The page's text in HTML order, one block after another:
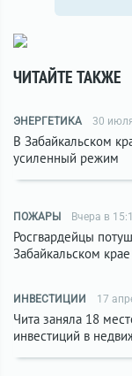
ЧИТАЙТЕ ТАКЖЕ
ЭНЕРГЕТИКА 30
В Забайкальском
усиленный режим
ПОЖАРЫ Вчера в
Росгвардейцы
Забайкальском крае
ИНВЕСТИЦИИ 17
Чита заняла 18
инвестиций в